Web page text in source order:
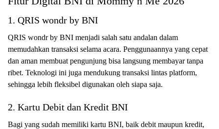
1. QRIS wondr by BNI
QRIS wondr by BNI menjadi salah satu andalan dalam
memudahkan transaksi selama acara. Penggunaannya yang cepat
dan aman membuat pengunjung bisa langsung membayar tanpa
ribet. Teknologi ini juga mendukung transaksi lintas platform,
sehingga lebih fleksibel digunakan oleh siapa saja.
2. Kartu Debit dan Kredit BNI
Bagi yang sudah memiliki kartu BNI, baik debit maupun kredit,